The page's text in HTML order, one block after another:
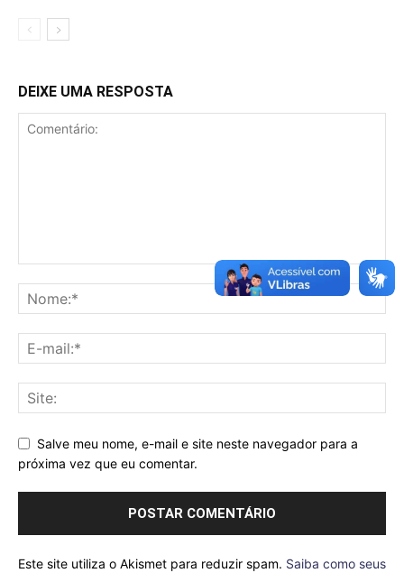
DEIXE UMA RESPOSTA
Salve meu nome, e-mail e site neste navegador para a
próxima vez que eu comentar.
Este site utiliza o Akismet para reduzir spam. Saiba como seus